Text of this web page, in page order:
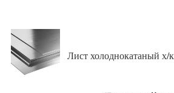
Лист холоднокатаный х/